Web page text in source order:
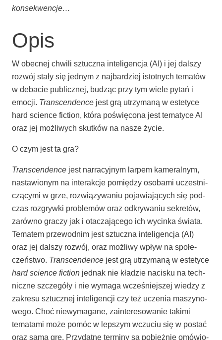
konsekwencje…
Opis
W obec­nej chwi­li sztucz­na inte­li­gen­cja (AI) i jej dal­szy
roz­wój sta­ły się jed­nym z naj­bar­dziej istot­nych tema­tów
w deba­cie publicz­nej, budząc przy tym wie­le pytań i
emo­cji. Trans­cen­den­ce jest grą utrzy­ma­ną w este­ty­ce
hard scien­ce fic­tion, któ­ra poświę­co­na jest tema­ty­ce AI
oraz jej moż­li­wych skut­ków na nasze życie.
O czym jest ta gra?
Trans­cen­den­ce jest nar­ra­cyj­nym lar­pem kame­ral­nym,
nasta­wio­nym na inte­rak­cje pomię­dzy oso­ba­mi uczest­ni­
czą­cy­mi w grze, roz­wią­zy­wa­niu poja­wia­ją­cych się pod­
czas roz­gryw­ki pro­ble­mów oraz odkry­wa­niu sekre­tów,
zarów­no gra­czy jak i ota­cza­ją­ce­go ich wycin­ka świa­ta.
Tema­tem prze­wod­nim jest sztucz­na inte­li­gen­cja (AI)
oraz jej dal­szy roz­wój, oraz moż­li­wy wpływ na spo­łe­
czeń­stwo. Trans­cen­den­ce jest grą utrzy­ma­ną w este­ty­ce
hard scien­ce fic­tion jed­nak nie kła­dzie naci­sku na tech­
nicz­ne szcze­gó­ły i nie wyma­ga wcze­śniej­szej wie­dzy z
zakre­su sztucz­nej inte­li­gen­cji czy też ucze­nia maszy­no­
we­go. Choć nie­wy­ma­ga­ne, zain­te­re­so­wa­nie taki­mi
tema­ta­mi może pomóc w lep­szym wczu­ciu się w postać
oraz samą grę. Przy­dat­ne ter­mi­ny są pobież­nie omó­wio­